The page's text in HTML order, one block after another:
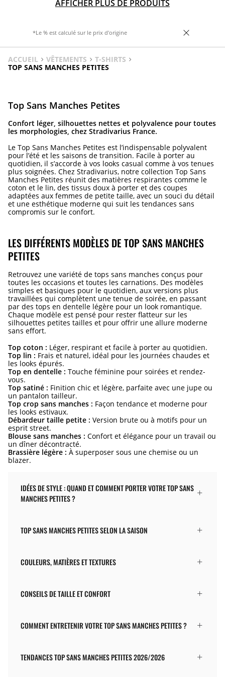
AFFICHER PLUS DE PRODUITS
*Le % est calculé sur le prix d'origine
ACCUEIL VÊTEMENTS
T-SHIRTS
TOP SANS MANCHES PETITES
Top Sans Manches Petites
Confort léger, silhouettes nettes et polyvalence pour toutes
les morphologies, chez Stradivarius France.
Le Top Sans Manches Petites est l’indispensable polyvalent
pour l’été et les saisons de transition. Facile à porter au
quotidien, il s’accorde à vos looks casual comme à vos tenues
plus soignées. Chez Stradivarius, notre collection Top Sans
Manches Petites réunit des matières respirantes comme le
coton et le lin, des tissus doux à porter et des coupes
adaptées aux femmes de petite taille, avec un souci du détail
et une esthétique moderne qui suit les tendances sans
compromis sur le confort.
LES DIFFÉRENTS MODÈLES DE TOP SANS MANCHES
PETITES
Retrouvez une variété de tops sans manches conçus pour
toutes les occasions et toutes les carnations. Des modèles
simples et basiques pour le quotidien, aux versions plus
travaillées qui complètent une tenue de soirée, en passant
par des tops en dentelle légère pour un look romantique.
Chaque modèle est pensé pour rester flatteur sur les
silhouettes petites tailles et pour offrir une allure moderne
sans effort.
Top coton : Léger, respirant et facile à porter au quotidien.
Top lin : Frais et naturel, idéal pour les journées chaudes et
les looks épurés.
Top en dentelle : Touche féminine pour soirées et rendez-
vous.
Top satiné : Finition chic et légère, parfaite avec une jupe ou
un pantalon tailleur.
Top crop sans manches : Façon tendance et moderne pour
les looks estivaux.
Débardeur taille petite : Version brute ou à motifs pour un
esprit street.
Blouse sans manches : Confort et élégance pour un travail ou
un dîner décontracté.
Brassière légère : À superposer sous une chemise ou un
blazer.
IDÉES DE STYLE : QUAND ET COMMENT PORTER VOTRE TOP SANS
MANCHES PETITES ?
TOP SANS MANCHES PETITES SELON LA SAISON
COULEURS, MATIÈRES ET TEXTURES
CONSEILS DE TAILLE ET CONFORT
COMMENT ENTRETENIR VOTRE TOP SANS MANCHES PETITES ?
TENDANCES TOP SANS MANCHES PETITES 2026/2026